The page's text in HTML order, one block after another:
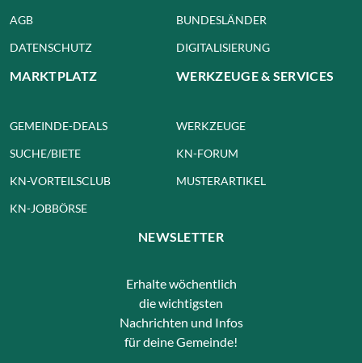
AGB
DATENSCHUTZ
BUNDESLÄNDER
DIGITALISIERUNG
MARKTPLATZ
GEMEINDE-DEALS
SUCHE/BIETE
KN-VORTEILSCLUB
KN-JOBBÖRSE
WERKZEUGE & SERVICES
WERKZEUGE
KN-FORUM
MUSTERARTIKEL
NEWSLETTER
Erhalte wöchentlich
die wichtigsten
Nachrichten und Infos
für deine Gemeinde!